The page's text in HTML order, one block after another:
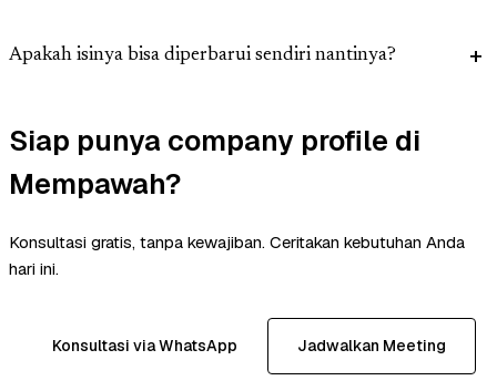
Apakah isinya bisa diperbarui sendiri nantinya?
Siap punya company profile di
Mempawah?
Konsultasi gratis, tanpa kewajiban. Ceritakan kebutuhan Anda
hari ini.
Konsultasi via WhatsApp Jadwalkan Meeting